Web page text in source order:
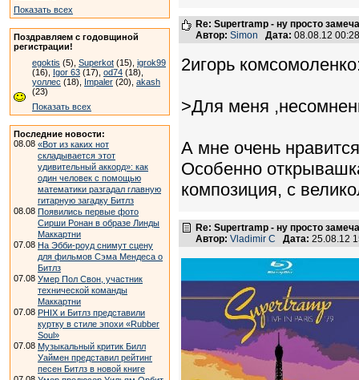
Показать всех
Поздравляем с годовщиной
регистрации!
egoktis (5), Superkot (15), igrok99
(16), Igor 63 (17), od74 (18),
уоллес (18), Impaler (20), akash
(23)
Показать всех
Последние новости:
08.08 «Вот из каких нот
складывается этот
удивительный аккорд»: как
один человек с помощью
математики разгадал главную
гитарную загадку Битлз
08.08 Появились первые фото
Сирши Ронан в образе Линды
Маккартни
07.08 На Эбби-роуд снимут сцену
для фильмов Сэма Мендеса о
Битлз
07.08 Умер Пол Свон, участник
технической команды
Маккартни
07.08 PHIX и Битлз представили
куртку в стиле эпохи «Rubber
Soul»
07.08 Музыкальный критик Билл
Уаймен представил рейтинг
песен Битлз в новой книге
Re: Supertramp - ну просто
Автор: Simon Дата: 08.08.12
2игорь
>Для меня
А мне очень
Особенно
композиция, с
Re: Supertramp - ну просто
Автор: Vladimir C Дата: 25.08.12